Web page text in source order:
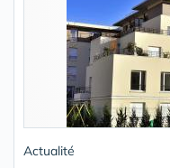
Actualité